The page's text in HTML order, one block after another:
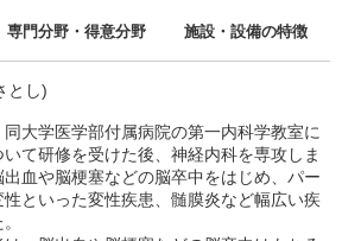
専門分野・得意分野 施設・設備の特徴
とし)
大学医学部付属病院の第一内科学教室に
て研修を受けた後、神経内科を専攻しま
血や脳梗塞などの脳卒中をはじめ、パー
といった変性疾患、髄膜炎など幅広い疾